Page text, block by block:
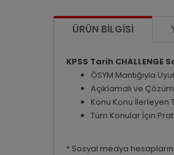
ÜRÜN BILGISI
KPSS Tarih
ÖSYM Mantığıyla
Açıklamalı ve
Konu Konu İlerleyen
Tüm Konular İçin
* Sosyal medya